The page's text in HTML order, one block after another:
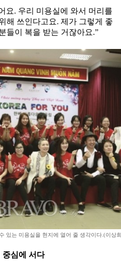
요. 우리 미용실에 와서 머리를
해 쓰인다고요. 제가 그렇게 좋
들이 복을 받는 거잖아요.”
있는 미용실을 현지에 열어 줄 생각이다.(이상
중심에 서다